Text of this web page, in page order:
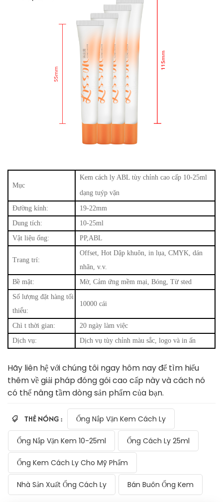
Mục
Kem cách ly ABL tùy chỉnh cao cấp 10-25ml
dạng tuýp vặn
Đường kính:
19-22mm
Dung tích:
10-25ml
Vật liệu ống:
PP,ABL
Trang trí:
Offset, Hot Dập khuôn, in lụa, CMYK, dán
nhãn, v.v.
Bề mặt:
Mờ, Cảm ứng mềm mại, Bóng, Từ sted
Số lượng đặt hàng tối
thiểu:
10000 cái
Chì t thời gian:
20 ngày làm việc
Dịch vụ:
Dịch vụ tùy chỉnh màu sắc, logo và in ấn
Hãy liên hệ với chúng tôi ngay hôm nay để tìm hiểu
thêm về giải pháp đóng gói cao cấp này và cách nó
có thể nâng tầm dòng sản phẩm của bạn.
THẺ NÓNG : Ống Nắp Vặn Kem Cách Ly
Ống Nắp Vặn Kem 10-25ml Ống Cách Ly 25ml
Ống Kem Cách Ly Cho Mỹ Phẩm
Nhà Sản Xuất Ống Cách Ly Bán Buôn Ống Kem